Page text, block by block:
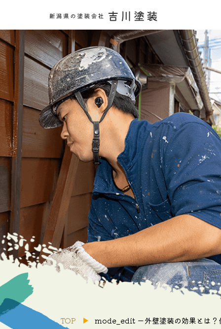
TOP mode_edit ー外壁塗装の効果とは